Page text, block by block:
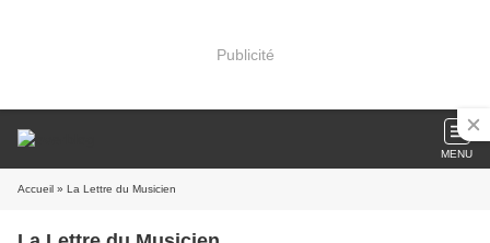
Publicité
MENU
Accueil » La Lettre du Musicien